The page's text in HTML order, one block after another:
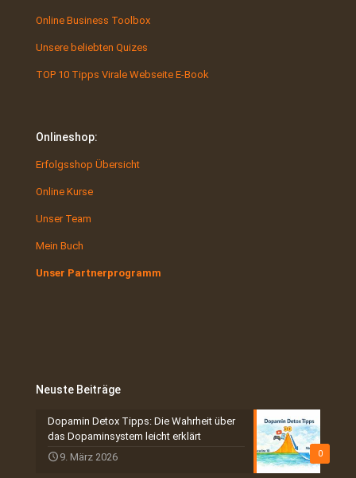
Online Business Toolbox
Unsere beliebten Quizes
TOP 10 Tipps Virale Webseite E-Book
Onlineshop:
Erfolgsshop Übersicht
Online Kurse
Unser Team
Mein Buch
Unser Partnerprogramm
Neuste Beiträge
0
Dopamin Detox Tipps: Die Wahrheit über
das Dopaminsystem leicht erklärt
9. März 2026